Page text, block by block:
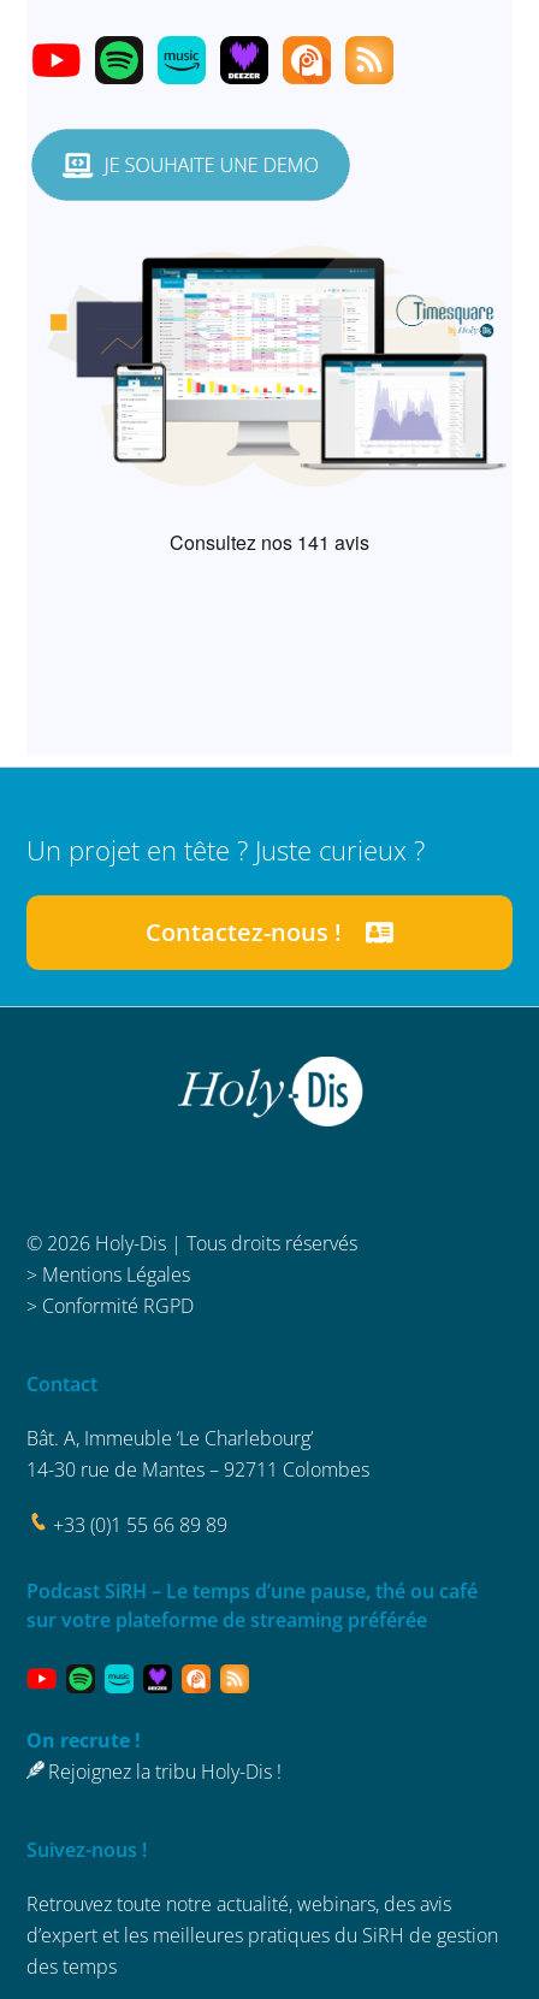
Un projet en tête ? Juste curieux ?
Contactez-nous !
© 2026 Holy-Dis | Tous droits réservés
> Mentions Légales
> Conformité RGPD
Contact
Bât. A, Immeuble ‘Le Charlebourg’
14-30 rue de Mantes – 92711 Colombes
+33 (0)1 55 66 89 89
Podcast SiRH – Le temps d’une pause, thé ou café
sur votre plateforme de streaming préférée
On recrute !
Rejoignez la tribu Holy-Dis !
Suivez-nous !
Retrouvez toute notre actualité, webinars, des avis
d’expert et les meilleures pratiques du SiRH de gestion
des temps